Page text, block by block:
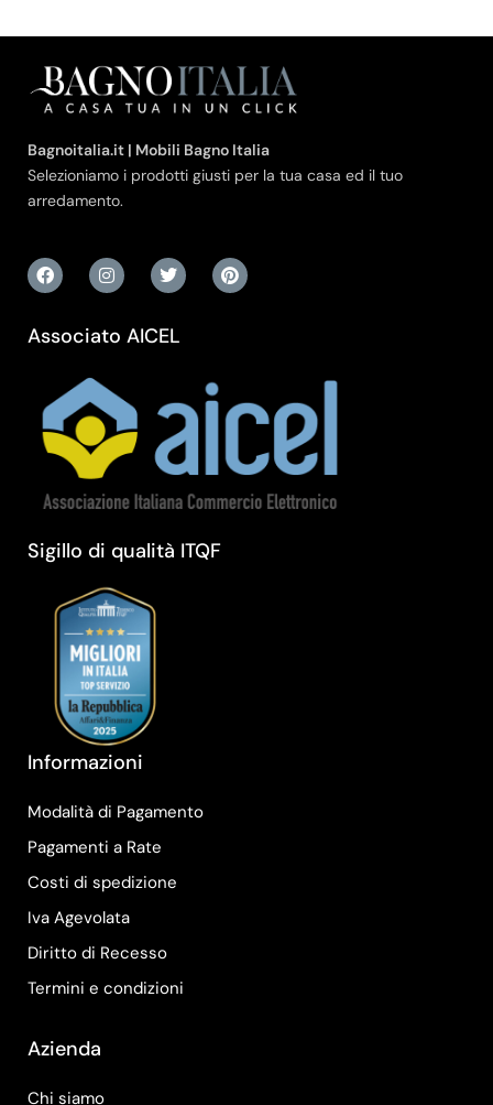
Bagnoitalia.it | Mobili Bagno Italia
Selezioniamo i prodotti giusti per la tua casa ed il tuo
arredamento.
Associato AICEL
Sigillo di qualità ITQF
Informazioni
Modalità di Pagamento
Pagamenti a Rate
Costi di spedizione
Iva Agevolata
Diritto di Recesso
Termini e condizioni
Azienda
Chi siamo